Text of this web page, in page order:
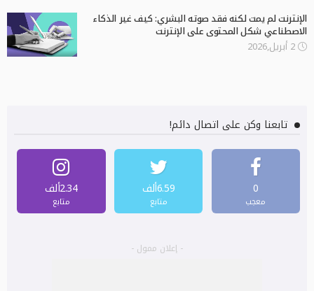
الإنترنت لم يمت لكنه فقد صوته البشري: كيف غير الذكاء
الاصطناعي شكل المحتوى على الإنترنت
2 أبريل,2026
تابعنا وكن على اتصال دائم!
0
معجب
6.59ألف
متابع
2.34ألف
متابع
- إعلان ممول -